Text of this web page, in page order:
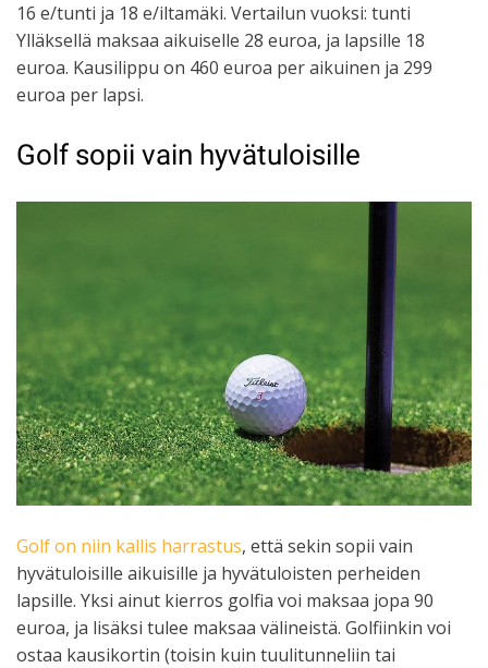
16 e/tunti ja 18 e/iltamäki. Vertailun vuoksi: tunti
Ylläksellä maksaa aikuiselle 28 euroa, ja lapsille 18
euroa. Kausilippu on 460 euroa per aikuinen ja 299
euroa per lapsi.
Golf sopii vain hyvätuloisille
Golf on niin kallis harrastus, että sekin sopii vain
hyvätuloisille aikuisille ja hyvätuloisten perheiden
lapsille. Yksi ainut kierros golfia voi maksaa jopa 90
euroa, ja lisäksi tulee maksaa välineistä. Golfiinkin voi
ostaa kausikortin (toisin kuin tuulitunneliin tai